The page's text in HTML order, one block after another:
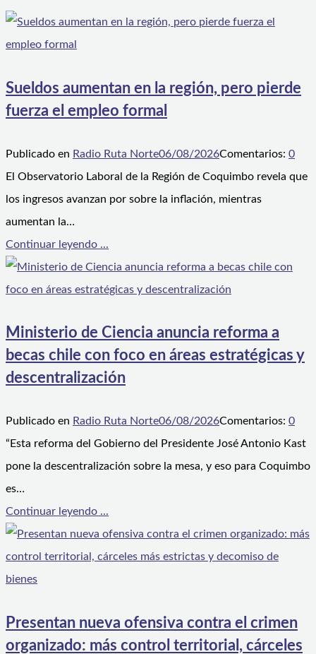
Sueldos aumentan en la región, pero pierde
fuerza el empleo formal
Publicado en Radio Ruta Norte06/08/2026Comentarios: 0
El Observatorio Laboral de la Región de Coquimbo revela que
los ingresos avanzan por sobre la inflación, mientras
aumentan la…
Continuar leyendo ...
Ministerio de Ciencia anuncia reforma a
becas chile con foco en áreas estratégicas y
descentralización
Publicado en Radio Ruta Norte06/08/2026Comentarios: 0
“Esta reforma del Gobierno del Presidente José Antonio Kast
pone la descentralización sobre la mesa, y eso para Coquimbo
es…
Continuar leyendo ...
Presentan nueva ofensiva contra el crimen
organizado: más control territorial, cárceles